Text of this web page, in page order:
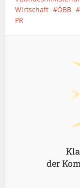
Wirtschaft
ÖBB
PR
der